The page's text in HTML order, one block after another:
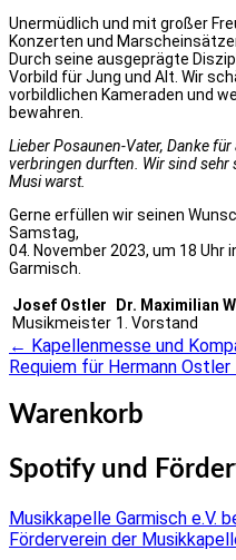
Unermüdlich und mit großer
Konzerten und
Durch seine ausgeprägte
Vorbild für Jung und Alt. Wir
vorbildlichen Kameraden und
bewahren.
Lieber Posaunen-Vater, Danke
verbringen durften. Wir sind sehr
Musi warst.
Gerne erfüllen wir seinen
Samstag,
04. November 2023, um 18 Uhr
Garmisch.
Josef Ostler
Musikmeister
Dr. Maximilian
1. Vorstand
Post
navigation
← Kapellenmesse und
Requiem für Hermann Ostler
Warenkorb
Spotify und
Musikkapelle Garmisch e.V.
Förderverein der